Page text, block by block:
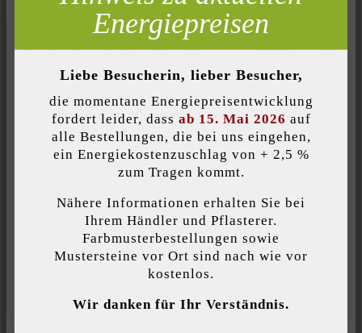
künstlich gealterten Optik. Dafür wurden die Ecken und
Kanten der leicht bombierten Steine zusätzlich bearbeitet. Die
Nuavo Natur Antik Steine in drei unterschiedlichen Größen
erzeugen, unregelmäßig in Bahnen verlegt, ein
abwechslungsreiches Fugenbild. Wunderschön und in den
kräftigen Farben ein besonderer Eyecatcher in der Einfahrt.
Kombiformat
Belastbarkeit:
Pkw-Nutzung bis 3,5 t mit geringem
Verkehrsaufkommen
Inaktiv
Komfort (Seitenfunktionalität) Inaktiv
Inaktiv
Individuelle Cookies akzeptieren
Funktionalität bieten zu können...Mehr Informationen
Individuelle Einstellungen
Energiepreisen
Liebe Besucherin, lieber Besucher,
die momentane Energiepreisentwicklung
fordert leider, dass ab 15. Mai 2026 auf
alle Bestellungen, die bei uns eingehen,
ein Energiekostenzuschlag von + 2,5 %
zum Tragen kommt.
Nähere Informationen erhalten Sie bei
Ihrem Händler und Pflasterer.
Farbmusterbestellungen sowie
Mustersteine vor Ort sind nach wie vor
kostenlos.
Wir danken für Ihr Verständnis.